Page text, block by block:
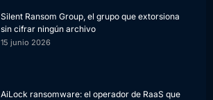
Silent Ransom Group, el grupo que extorsiona
sin cifrar ningún archivo
15 junio 2026
AiLock ransomware: el operador de RaaS que